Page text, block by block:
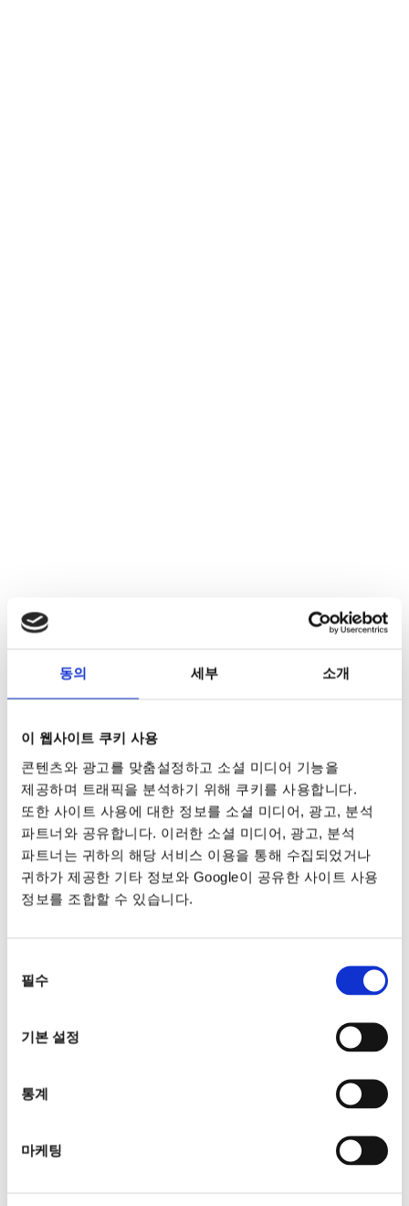
동의 세부 소개
이 웹사이트 쿠키 사용
콘텐츠와 광고를 맞춤설정하고 소셜 미디어 기능을
제공하며 트래픽을 분석하기 위해 쿠키를 사용합니다.
또한 사이트 사용에 대한 정보를 소셜 미디어, 광고, 분석
파트너와 공유합니다. 이러한 소셜 미디어, 광고, 분석
파트너는 귀하의 해당 서비스 이용을 통해 수집되었거나
귀하가 제공한 기타 정보와 Google이 공유한 사이트 사용
정보를 조합할 수 있습니다.
선택
필수
기본 설정
통계
마케팅